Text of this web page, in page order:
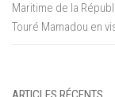
Maritime de la
Touré Mamadou en